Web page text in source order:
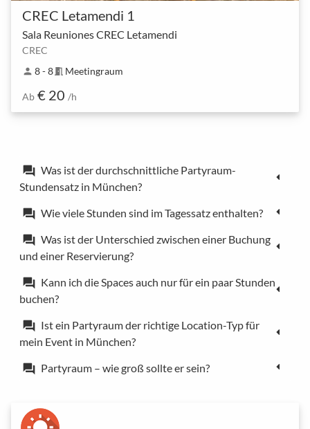
CREC Letamendi 1
Sala Reuniones CREC Letamendi
CREC
person 8 - 8meeting_room Meetingraum
Ab € 20 /h
forum Was ist der durchschnittliche Partyraum-
Stundensatz in München?
forum Wie viele Stunden sind im Tagessatz enthalten?
forum Was ist der Unterschied zwischen einer Buchung
und einer Reservierung?
forum Kann ich die Spaces auch nur für ein paar Stunden
buchen?
forum Ist ein Partyraum der richtige Location-Typ für
mein Event in München?
forum Partyraum – wie groß sollte er sein?